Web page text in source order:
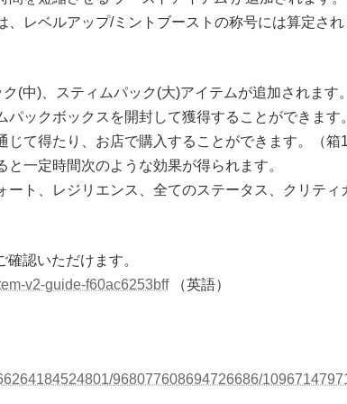
、レベルアップ/ミントブーストの称号には算定され
(中)、スティムパック(大)アイテムが追加されます。
パックボックスを開封して獲得することができま
じて得たり、お店で購入することができます。（箱
と一定時間次のような効果が得られます。
ト、レジリエンス、全てのステータス、クリテ
認いただけます。
v2-guide-f60ac6253bff（英語）
968077608694726686/